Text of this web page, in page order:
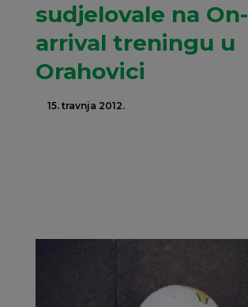
sudjelovale na On-
arrival treningu u
Orahovici
15. travnja 2012.